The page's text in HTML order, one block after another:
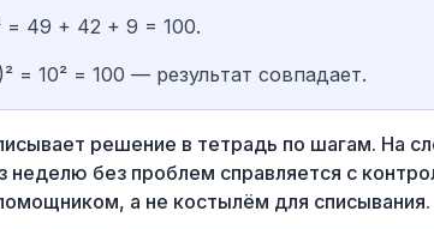
= 49 + 42 + 9 = 100.
10² = 100 — результат совпадает.
решение в тетрадь по шагам. На
без проблем справляется с
а не костылём для списывания.